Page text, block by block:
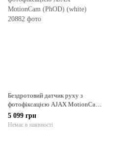
Бездротовий датчик руху з
фотофіксацією AJAX MotionCam
(PhOD) (white)
5 099 грн
Немає в наявності